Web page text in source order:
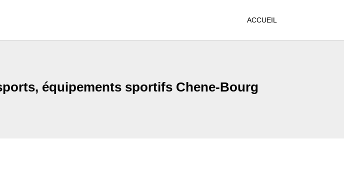
ACCUEIL
équipements sportifs Chene-Bourg